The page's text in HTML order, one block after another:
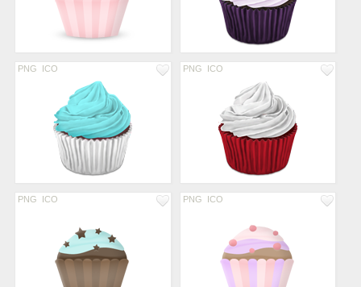
PNG ICO PNG ICO
PNG ICO PNG ICO